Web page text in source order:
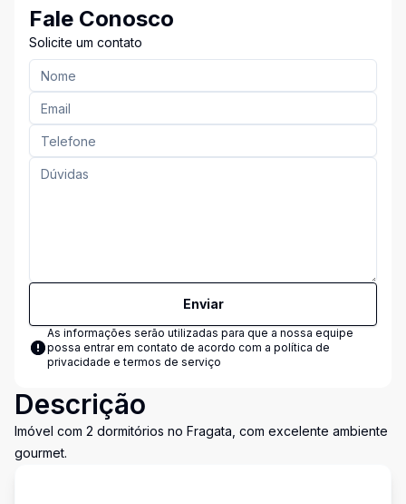
Fale Conosco
Solicite um contato
Enviar
As informações serão utilizadas para que a nossa equipe
possa entrar em contato de acordo com a política de
privacidade e termos de serviço
Descrição
Imóvel com 2 dormitórios no Fragata, com excelente ambiente
gourmet.